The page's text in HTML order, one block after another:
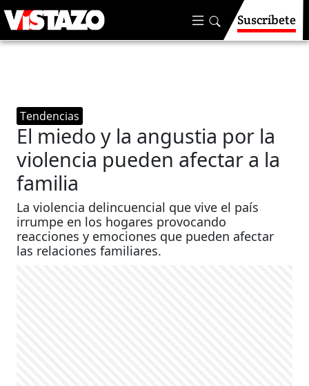
Suscríbete
Tendencias
El miedo y la angustia por la
violencia pueden afectar a la
familia
La violencia delincuencial que vive el país
irrumpe en los hogares provocando
reacciones y emociones que pueden afectar
las relaciones familiares.